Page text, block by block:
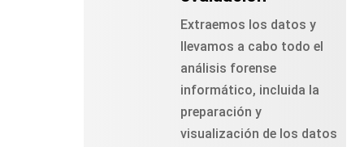
Extraemos los datos y
llevamos a cabo todo el
análisis forense
informático, incluida la
preparación y
visualización de los datos